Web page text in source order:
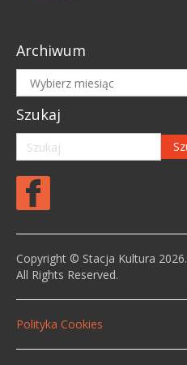
Archiwum
Archiwum
Szukaj
Copyright © Stacja Kultura 2026.
All Rights Reserved.
Polityka Cookies